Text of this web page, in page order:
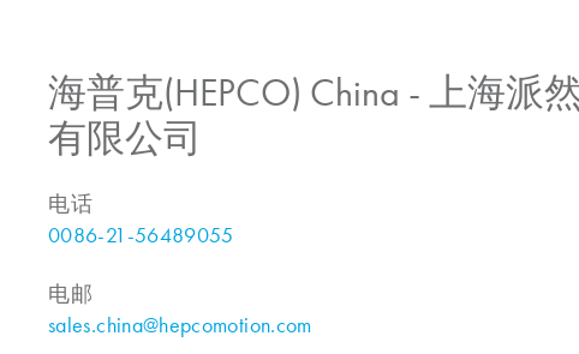
海普克(HEPCO) China - 上海派
有限公司
电话
0086-21-56489055
电邮
sales.china@hepcomotion.com